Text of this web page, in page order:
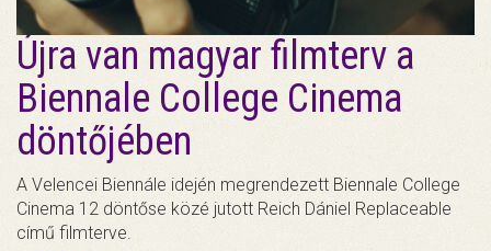
Újra van magyar filmterv a
Biennale College Cinema
döntőjében
A Velencei Biennále idején megrendezett Biennale College
Cinema 12 döntőse közé jutott Reich Dániel Replaceable
című filmterve.